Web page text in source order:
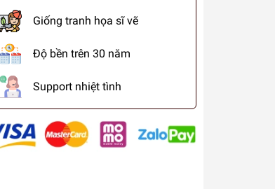
Giống tranh họa sĩ vẽ
Độ bền trên 30 năm
Support nhiệt tình